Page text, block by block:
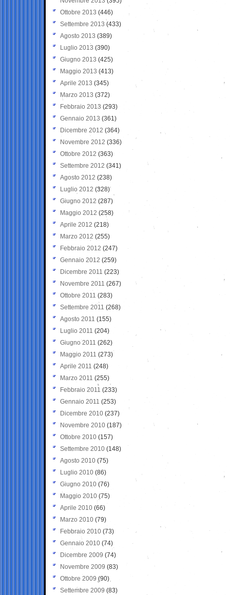
Ottobre 2013 (446)
Settembre 2013 (433)
Agosto 2013 (389)
Luglio 2013 (390)
Giugno 2013 (425)
Maggio 2013 (413)
Aprile 2013 (345)
Marzo 2013 (372)
Febbraio 2013 (293)
Gennaio 2013 (361)
Dicembre 2012 (364)
Novembre 2012 (336)
Ottobre 2012 (363)
Settembre 2012 (341)
Agosto 2012 (238)
Luglio 2012 (328)
Giugno 2012 (287)
Maggio 2012 (258)
Aprile 2012 (218)
Marzo 2012 (255)
Febbraio 2012 (247)
Gennaio 2012 (259)
Dicembre 2011 (223)
Novembre 2011 (267)
Ottobre 2011 (283)
Settembre 2011 (268)
Agosto 2011 (155)
Luglio 2011 (204)
Giugno 2011 (262)
Maggio 2011 (273)
Aprile 2011 (248)
Marzo 2011 (255)
Febbraio 2011 (233)
Gennaio 2011 (253)
Dicembre 2010 (237)
Novembre 2010 (187)
Ottobre 2010 (157)
Settembre 2010 (148)
Agosto 2010 (75)
Luglio 2010 (86)
Giugno 2010 (76)
Maggio 2010 (75)
Aprile 2010 (66)
Marzo 2010 (79)
Febbraio 2010 (73)
Gennaio 2010 (74)
Dicembre 2009 (74)
Novembre 2009 (83)
Ottobre 2009 (90)
Settembre 2009 (83)